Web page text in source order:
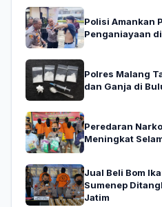
Polisi Amankan
Penganiayaan
Polres Malang
dan Ganja di
Peredaran
Meningkat
Jual Beli Bom
Sumenep
Jatim